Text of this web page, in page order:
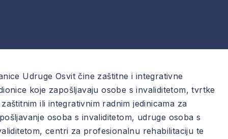
Udruge Osvit čine zaštitne i integrativne
koje zapošljavaju osobe s invaliditetom, tvrtke
ili integrativnim radnim jedinicama za
osoba s invaliditetom, udruge osoba s
centri za profesionalnu rehabilitaciju te